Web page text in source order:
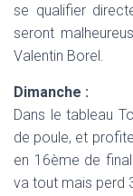
se qualifier
seront
Valentin Borel.
Dimanche :
Dans le tableau
de poule, et
en 16ème de
va tout mais perd